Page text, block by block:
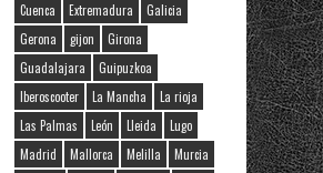
Cuenca
Extremadura
Galicia
Gerona
gijon
Girona
Guadalajara
Guipuzkoa
Iberoscooter
La Mancha
La rioja
Las Palmas
León Lleida
Lugo
Madrid
Mallorca Melilla
Murcia